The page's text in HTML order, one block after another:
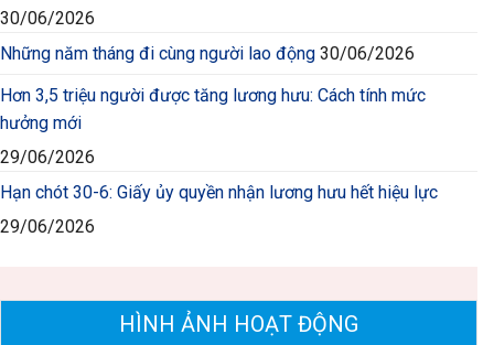
30/06/2026
Những năm tháng đi cùng người lao động 30/06/2026
Hơn 3,5 triệu người được tăng lương hưu: Cách tính mức
hưởng mới
29/06/2026
Hạn chót 30-6: Giấy ủy quyền nhận lương hưu hết hiệu lực
29/06/2026
HÌNH ẢNH HOẠT ĐỘNG